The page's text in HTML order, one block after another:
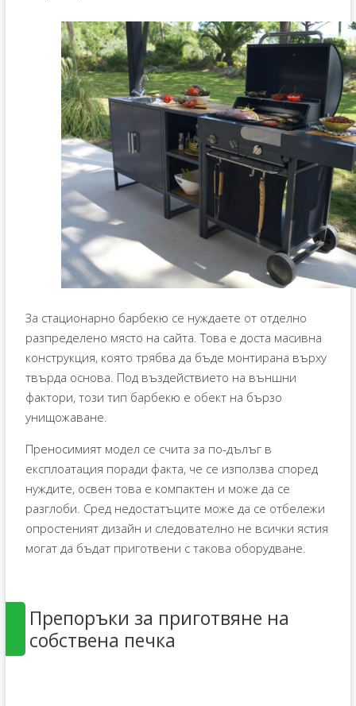
За стационарно барбекю се нуждаете от отделно
разпределено място на сайта. Това е доста масивна
конструкция, която трябва да бъде монтирана върху
твърда основа. Под въздействието на външни
фактори, този тип барбекю е обект на бързо
унищожаване.
Преносимият модел се счита за по-дълъг в
експлоатация поради факта, че се използва според
нуждите, освен това е компактен и може да се
разглоби. Сред недостатъците може да се отбележи
опростеният дизайн и следователно не всички ястия
могат да бъдат приготвени с такова оборудване.
Препоръки за приготвяне на
собствена печка